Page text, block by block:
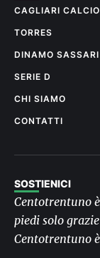
CAGLIARI CALCIO
TORRES
DINAMO SASSARI
SERIE D
CHI SIAMO
CONTATTI
SOSTIENICI
Centotrentuno
piedi solo
Centotrentuno